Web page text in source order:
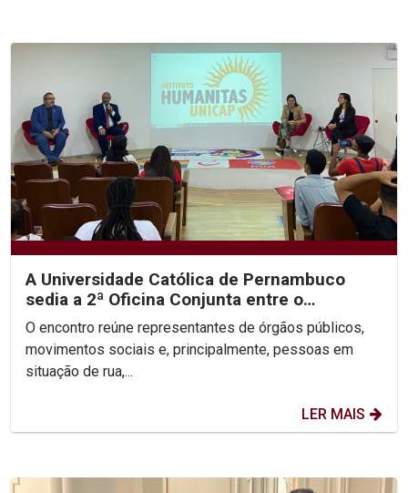
A Universidade Católica de Pernambuco
sedia a 2ª Oficina Conjunta entre o
Ministério Público, a...
O encontro reúne representantes de órgãos públicos,
movimentos sociais e, principalmente, pessoas em
situação de rua,...
LER MAIS